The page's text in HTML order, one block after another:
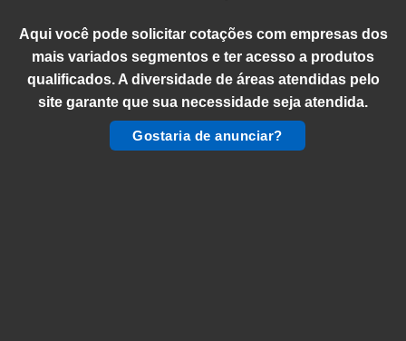
Aqui você pode solicitar cotações com empresas dos
mais variados segmentos e ter acesso a produtos
qualificados. A diversidade de áreas atendidas pelo
site garante que sua necessidade seja atendida.
Gostaria de anunciar?